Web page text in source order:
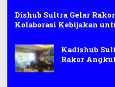
Dishub Sultra Gelar
Kolaborasi Kebijakan
Kadishub
Rakor